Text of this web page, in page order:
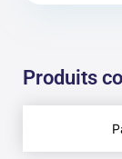
Produits